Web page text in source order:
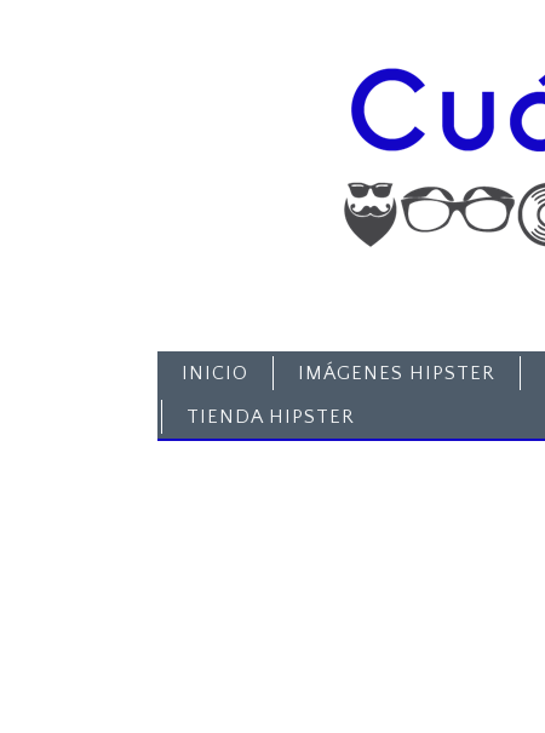
INICIO IMÁGENES HIPSTER
TIENDA HIPSTER